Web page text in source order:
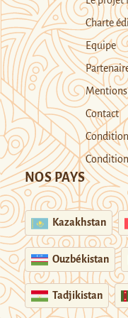
Charte
Equipe
Contact
NOS PAYS
Kazakhstan
Ouzbékistan
Tadjikistan